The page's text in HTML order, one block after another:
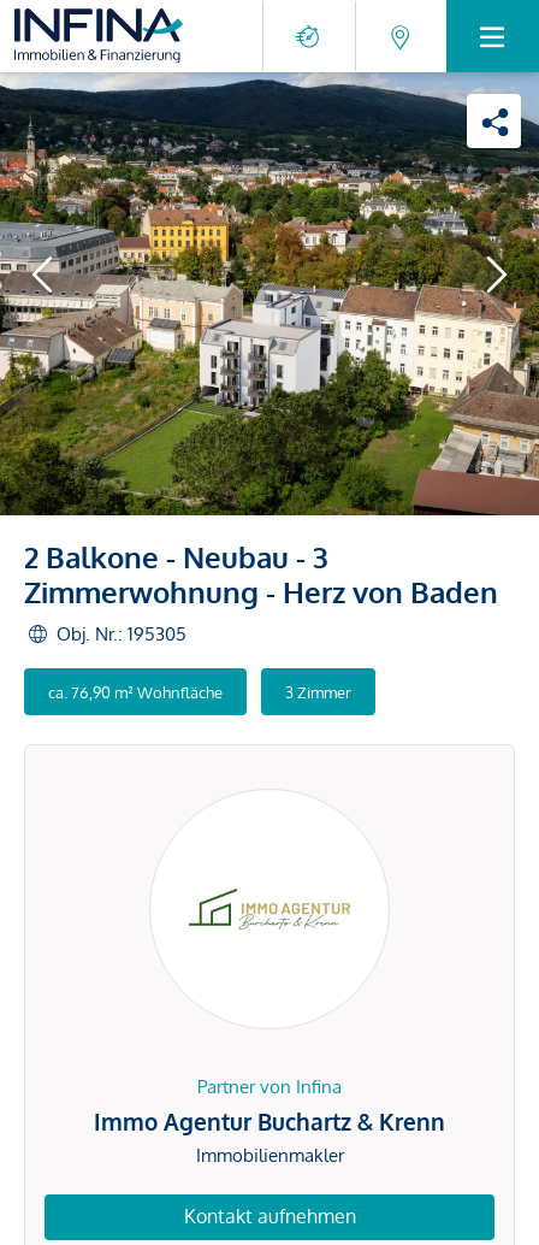
2 Balkone - Neubau - 3
Zimmerwohnung - Herz von Baden
Obj. Nr.: 195305
ca. 76,90 m² Wohnfläche 3 Zimmer
Partner von Infina
Immo Agentur Buchartz & Krenn
Immobilienmakler
Kontakt aufnehmen